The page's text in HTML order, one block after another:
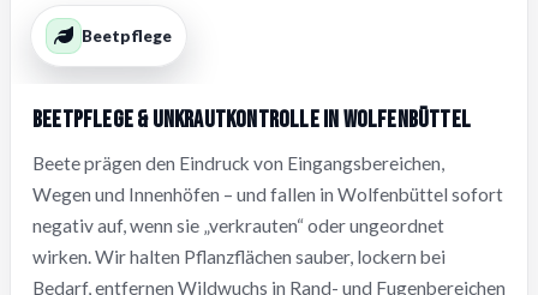
Beetpflege
Beetpflege & Unkrautkontrolle in Wolfenbüttel
Beete prägen den Eindruck von Eingangsbereichen,
Wegen und Innenhöfen – und fallen in Wolfenbüttel sofort
negativ auf, wenn sie „verkrauten“ oder ungeordnet
wirken. Wir halten Pflanzflächen sauber, lockern bei
Bedarf, entfernen Wildwuchs in Rand- und Fugenbereichen